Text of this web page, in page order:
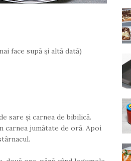
face supă și altă dată)
sare și carnea de bibilică.
carnea jumătate de oră. Apoi